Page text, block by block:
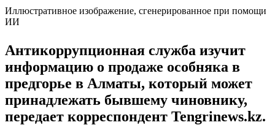
Иллюстративное изображение, сгенерированное при помощи
ИИ
Антикоррупционная служба изучит
информацию о продаже особняка в
предгорье в Алматы, который может
принадлежать бывшему чиновнику,
передает корреспондент Tengrinews.kz.